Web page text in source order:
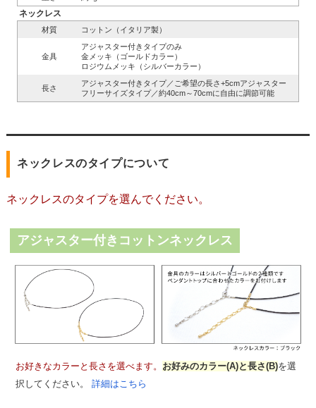
ネックレス
材質 コットン（イタリア製）
金具
アジャスター付きタイプのみ
金メッキ（ゴールドカラー）
ロジウムメッキ（シルバーカラー）
長さ
アジャスター付きタイプ／ご希望の長さ+5cmアジャスター
フリーサイズタイプ／約40cm～70cmに自由に調節可能
ネックレスのタイプについて
ネックレスのタイプを選んでください。
アジャスター付きコットンネックレス
お好きなカラーと長さを選べます。 お好みのカラー(A)と長さ(B)を選
択してください。 詳細はこちら